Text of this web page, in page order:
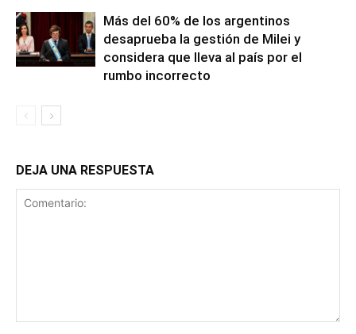
Más del 60% de los argentinos
desaprueba la gestión de Milei y
considera que lleva al país por el
rumbo incorrecto
DEJA UNA RESPUESTA